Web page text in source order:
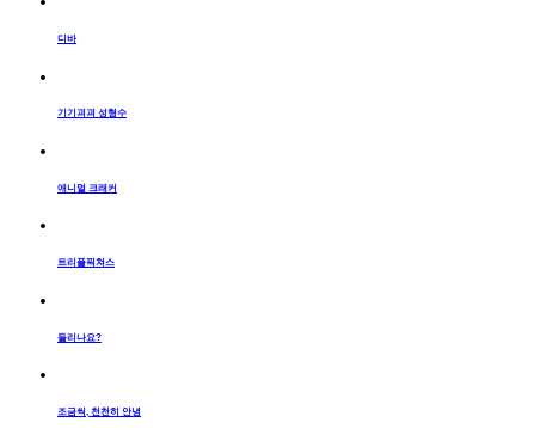
디바
기기괴괴 성형수
애니멀 크래커
트리플픽쳐스
들리나요?
조금씩, 천천히 안녕